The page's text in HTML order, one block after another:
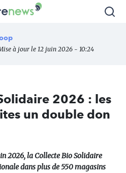
à jour le 12 juin 2026 - 10:24
2026 : les
un double don
2026, la Collecte Bio Solidaire
dans plus de 550 magasins